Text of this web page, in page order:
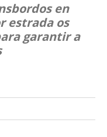
en
estrada os
garantir a